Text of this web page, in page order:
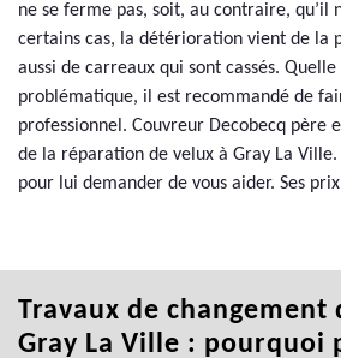
ne se ferme pas, soit, au contraire, qu’il
certains cas, la détérioration vient de la
aussi de carreaux qui sont cassés.
problématique, il est recommandé de
professionnel. Couvreur Decobecq père
de la réparation de velux à Gray La Ville.
pour lui demander de vous aider. Ses
Travaux de changement
Gray La Ville : pourquoi